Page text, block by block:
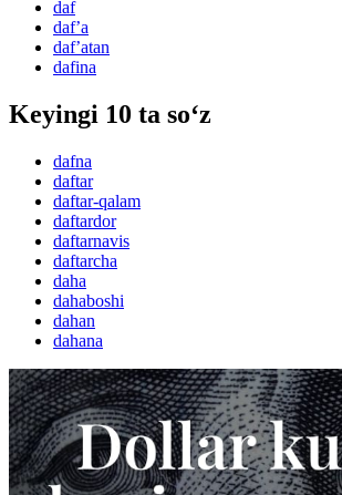
daf
dafʼa
dafʼatan
dafina
Keyingi 10 ta so‘z
dafna
daftar
daftar-qalam
daftardor
daftarnavis
daftarcha
daha
dahaboshi
dahan
dahana